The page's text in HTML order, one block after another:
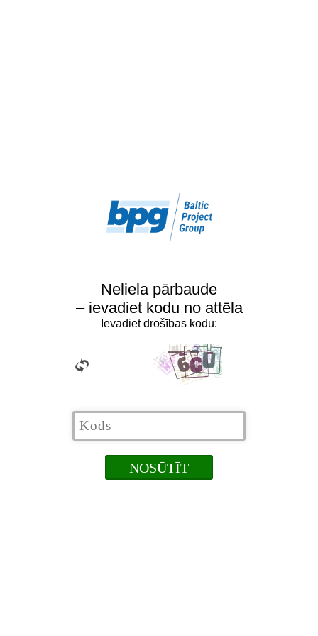
Neliela pārbaude
– ievadiet kodu no attēla
Ievadiet drošības kodu: